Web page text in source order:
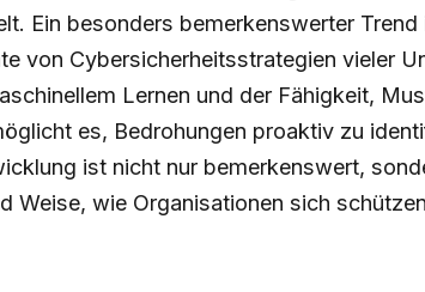
Ein besonders bemerkenswerter
von Cybersicherheitsstrategien vieler
Lernen und der Fähigkeit,
es, Bedrohungen proaktiv zu
ist nicht nur bemerkenswert,
Weise, wie Organisationen sich